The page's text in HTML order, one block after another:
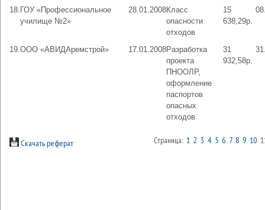
18. ГОУ «Профессиональное
училище №2»
28.01.2008Класс
опасности
отходов
15
638,29р.
19.ООО «АВИДАремстрой» 17.01.2008Разработка
проекта
ПНООЛР,
оформление
паспортов
опасных
отходов
31
932,58р.
Скачать реферат Страница: 1 2 3 4 5 6 7 8 9 10